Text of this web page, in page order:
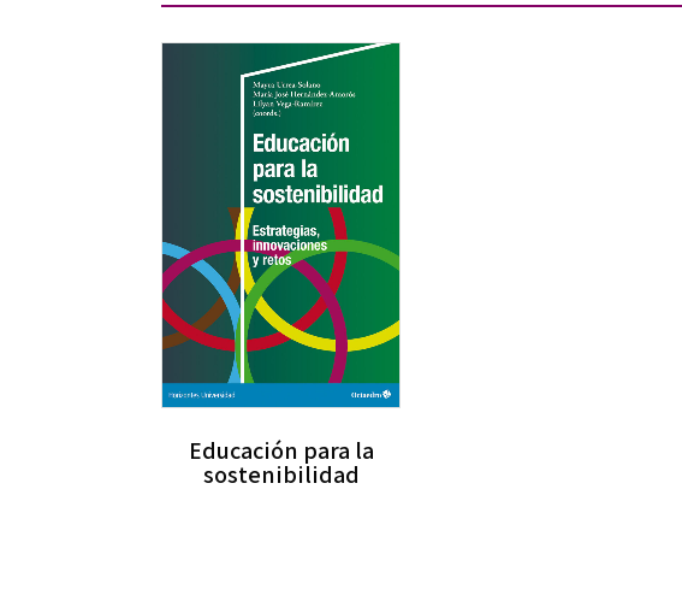
Educación para la
sostenibilidad